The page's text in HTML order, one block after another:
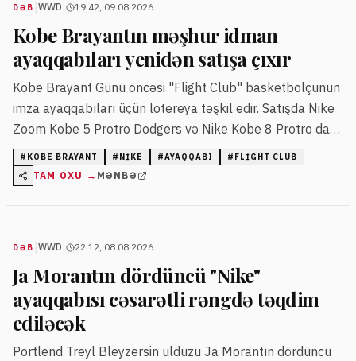
DƏB WWD 19:42, 09.08.2026
Kobe Brayantın məşhur idman
ayaqqabıları yenidən satışa çıxır
Kobe Brayant Günü öncəsi "Flight Club" basketbolçunun
imza ayaqqabıları üçün lotereya təşkil edir. Satışda Nike
Zoom Kobe 5 Protro Dodgers və Nike Kobe 8 Protro daxil
olmaqla bir neçə model orijinal qiymətlərlə təqdim
olunur.
# KOBE BRAYANT # NIKE #AYAQQABI # FLIGHT CLUB
TAM OXU → MƏNBƏ
DƏB WWD 22:12, 08.08.2026
Ja Morantın dördüncü "Nike"
ayaqqabısı cəsarətli rəngdə təqdim
ediləcək
Portlend Treyl Bleyzersin ulduzu Ja Morantın dördüncü